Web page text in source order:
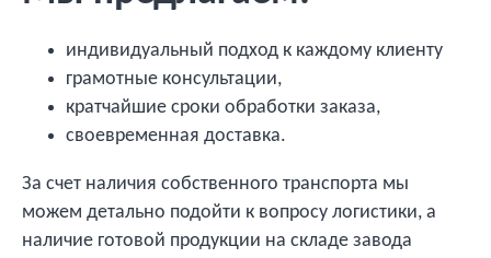
индивидуальный подход к каждому клиенту
грамотные консультации,
кратчайшие сроки обработки заказа,
своевременная доставка.
За счет наличия собственного транспорта мы
можем детально подойти к вопросу логистики, а
наличие готовой продукции на складе завода